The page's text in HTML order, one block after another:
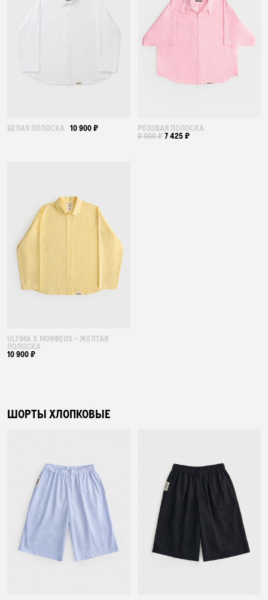
БЕЛАЯ ПОЛОСКА 10 900 ₽ РОЗОВАЯ ПОЛОСКА
9 900 ₽7 425 ₽
ULTIMA X MORФEUS - ЖЕЛТАЯ
ПОЛОСКА
10 900 ₽
ШОРТЫ ХЛОПКОВЫЕ